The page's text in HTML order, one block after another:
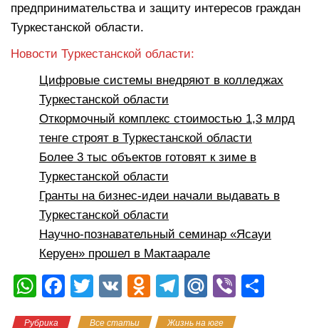
предпринимательства и защиту интересов граждан
Туркестанской области.
Новости Туркестанской области:
Цифровые системы внедряют в колледжах
Туркестанской области
Откормочный комплекс стоимостью 1,3 млрд
тенге строят в Туркестанской области
Более 3 тыс объектов готовят к зиме в
Туркестанской области
Гранты на бизнес-идеи начали выдавать в
Туркестанской области
Научно-познавательный семинар «Ясауи
Керуен» прошел в Мактаарале
W F
T
V
O
T
M Vi
Рубрика Все статьи Жизнь на юге